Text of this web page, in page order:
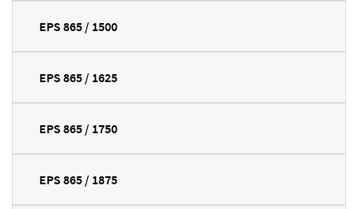
EPS 865 / 1500
EPS 865 / 1625
EPS 865 / 1750
EPS 865 / 1875